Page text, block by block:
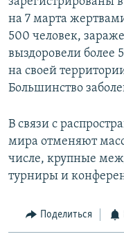
на 7 марта
500 человек,
выздоровели более
на своей
Большинство
В связи с
мира отменяют
числе, крупные
турниры и
Поделиться